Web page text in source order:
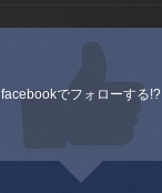
facebookでフォローする!?